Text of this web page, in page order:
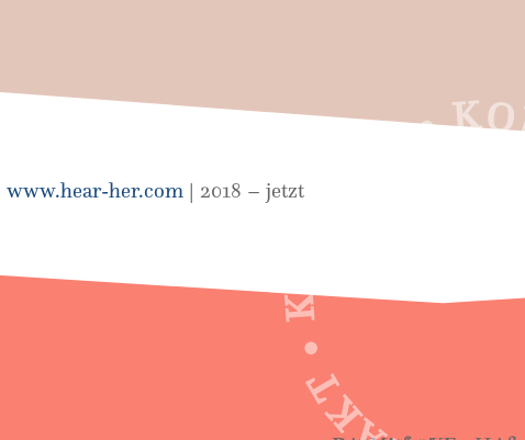
www.hear-her.com | 2018 – jetztKONTAKT •